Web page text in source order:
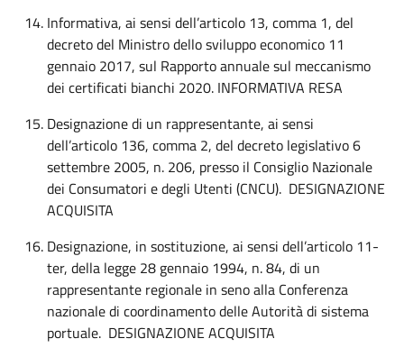
Informativa, ai sensi dell’articolo 13, comma 1, del
decreto del Ministro dello sviluppo economico 11
gennaio 2017, sul Rapporto annuale sul meccanismo
dei certificati bianchi 2020. INFORMATIVA RESA
Designazione di un rappresentante, ai sensi
dell’articolo 136, comma 2, del decreto legislativo 6
settembre 2005, n. 206, presso il Consiglio Nazionale
dei Consumatori e degli Utenti (CNCU). DESIGNAZIONE
ACQUISITA
Designazione, in sostituzione, ai sensi dell’articolo 11-
ter, della legge 28 gennaio 1994, n. 84, di un
rappresentante regionale in seno alla Conferenza
nazionale di coordinamento delle Autorità di sistema
portuale. DESIGNAZIONE ACQUISITA